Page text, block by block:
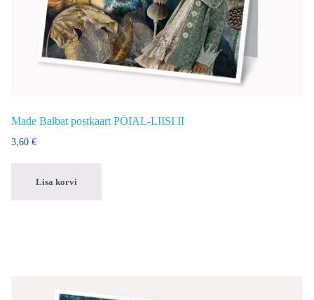
Made Balbat postkaart PÖIAL-LIISI II
3,60 €
Lisa korvi